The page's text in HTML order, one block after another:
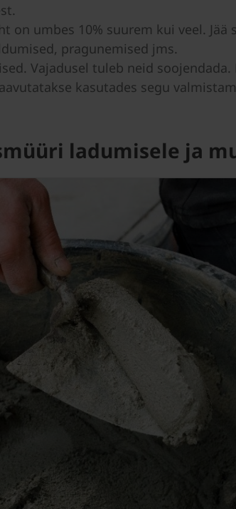
on umbes 10% suurem kui veel.
pragunemised jms.
Vajadusel tuleb neid
kasutades segu
ladumisele ja